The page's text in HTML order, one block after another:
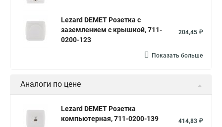
Lezard DEMET Розетка с
заземлением с крышкой, 711-
0200-123
204,45 ₽
Показать больше
Аналоги по цене
Lezard DEMET Розетка
компьютерная, 711-0200-139
414,83 ₽